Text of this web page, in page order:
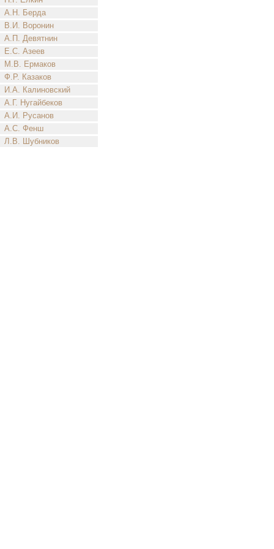
А.Н. Берда
В.И. Воронин
А.П. Девятнин
Е.С. Азеев
М.В. Ермаков
Ф.Р. Казаков
И.А. Калиновский
А.Г. Нугайбеков
А.И. Русанов
А.С. Фенш
Л.В. Шубников